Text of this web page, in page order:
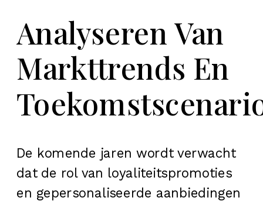
Analyseren Van
Markttrends En
De komende jaren wordt verwacht
dat de rol van loyaliteitspromoties
en gepersonaliseerde aanbiedingen